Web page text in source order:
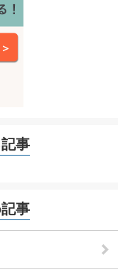
事
事